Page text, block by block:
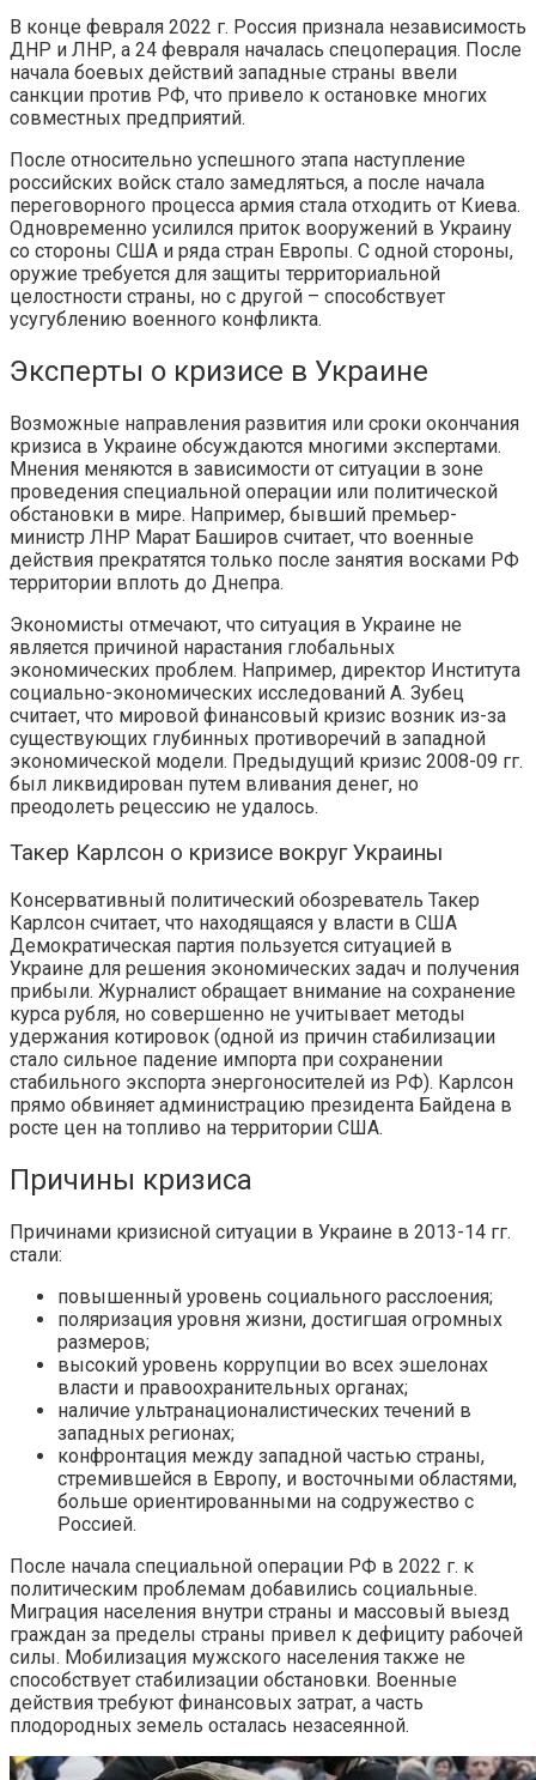
В конце февраля 2022 г. Россия признала независимость
ДНР и ЛНР, а 24 февраля началась спецоперация. После
начала боевых действий западные страны ввели
санкции против РФ, что привело к остановке многих
совместных предприятий.
После относительно успешного этапа наступление
российских войск стало замедляться, а после начала
переговорного процесса армия стала отходить от Киева.
Одновременно усилился приток вооружений в Украину
со стороны США и ряда стран Европы. С одной стороны,
оружие требуется для защиты территориальной
целостности страны, но с другой – способствует
усугублению военного конфликта.
Эксперты о кризисе в Украине
Возможные направления развития или сроки окончания
кризиса в Украине обсуждаются многими экспертами.
Мнения меняются в зависимости от ситуации в зоне
проведения специальной операции или политической
обстановки в мире. Например, бывший премьер-
министр ЛНР Марат Баширов считает, что военные
действия прекратятся только после занятия восками РФ
территории вплоть до Днепра.
Экономисты отмечают, что ситуация в Украине не
является причиной нарастания глобальных
экономических проблем. Например, директор Института
социально-экономических исследований А. Зубец
считает, что мировой финансовый кризис возник из-за
существующих глубинных противоречий в западной
экономической модели. Предыдущий кризис 2008-09 гг.
был ликвидирован путем вливания денег, но
преодолеть рецессию не удалось.
Такер Карлсон о кризисе вокруг Украины
Консервативный политический обозреватель Такер
Карлсон считает, что находящаяся у власти в США
Демократическая партия пользуется ситуацией в
Украине для решения экономических задач и получения
прибыли. Журналист обращает внимание на сохранение
курса рубля, но совершенно не учитывает методы
удержания котировок (одной из причин стабилизации
стало сильное падение импорта при сохранении
стабильного экспорта энергоносителей из РФ). Карлсон
прямо обвиняет администрацию президента Байдена в
росте цен на топливо на территории США.
Причины кризиса
Причинами кризисной ситуации в Украине в 2013-14 гг.
стали:
повышенный уровень социального расслоения;
поляризация уровня жизни, достигшая огромных
размеров;
высокий уровень коррупции во всех эшелонах
власти и правоохранительных органах;
наличие ультранационалистических течений в
западных регионах;
конфронтация между западной частью страны,
стремившейся в Европу, и восточными областями,
больше ориентированными на содружество с
Россией.
После начала специальной операции РФ в 2022 г. к
политическим проблемам добавились социальные.
Миграция населения внутри страны и массовый выезд
граждан за пределы страны привел к дефициту рабочей
силы. Мобилизация мужского населения также не
способствует стабилизации обстановки. Военные
действия требуют финансовых затрат, а часть
плодородных земель осталась незасеянной.